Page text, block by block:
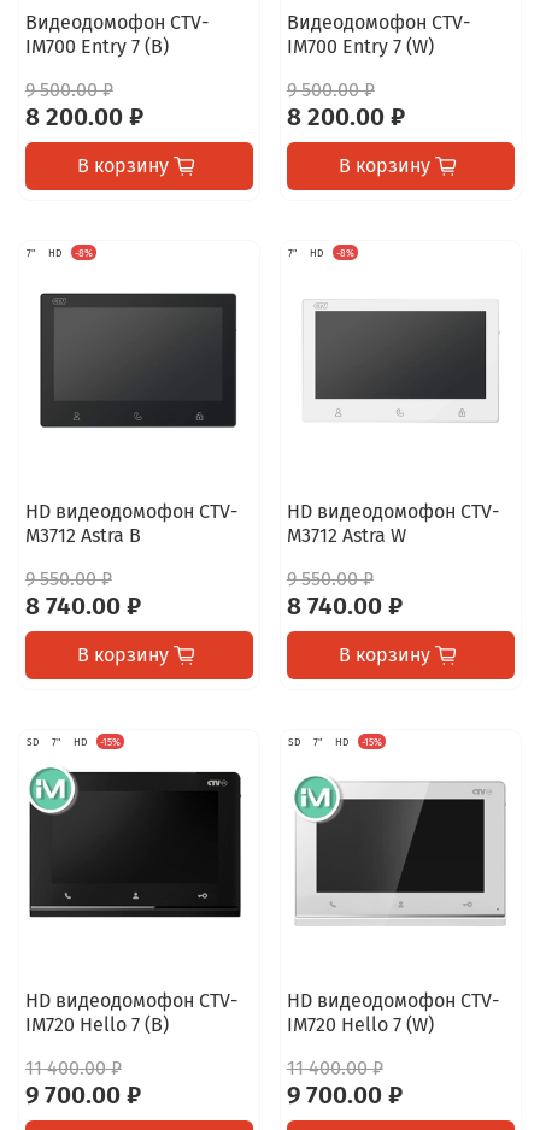
Видеодомофон CTV-
IM700 Entry 7 (B)
9 500.00 ₽
8 200.00 ₽
В корзину
Видеодомофон CTV-
IM700 Entry 7 (W)
9 500.00 ₽
8 200.00 ₽
В корзину
7" HD -8%
HD видеодомофон CTV-
M3712 Astra B
9 550.00 ₽
8 740.00 ₽
В корзину
7" HD -8%
HD видеодомофон CTV-
M3712 Astra W
9 550.00 ₽
8 740.00 ₽
В корзину
SD 7" HD -15%
HD видеодомофон CTV-
IM720 Hello 7 (B)
11 400.00 ₽
9 700.00 ₽
SD 7" HD -15%
HD видеодомофон CTV-
IM720 Hello 7 (W)
11 400.00 ₽
9 700.00 ₽